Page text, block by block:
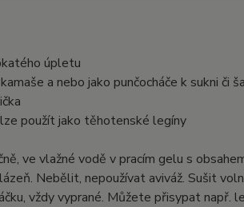
úpletu
a nebo jako punčocháče k sukni či
použít jako těhotenské legíny
ve vlažné vodě v pracím gelu s
Nebělit, nepoužívat aviváž. Sušit
vždy vyprané. Můžete přisypat např.